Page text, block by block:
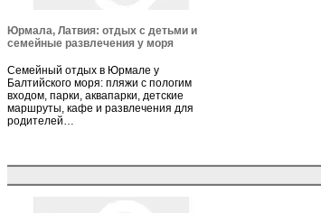
Юрмала, Латвия: отдых с детьми и
семейные развлечения у моря
Семейный отдых в Юрмале у
Балтийского моря: пляжи с пологим
входом, парки, аквапарки, детские
маршруты, кафе и развлечения для
родителей…